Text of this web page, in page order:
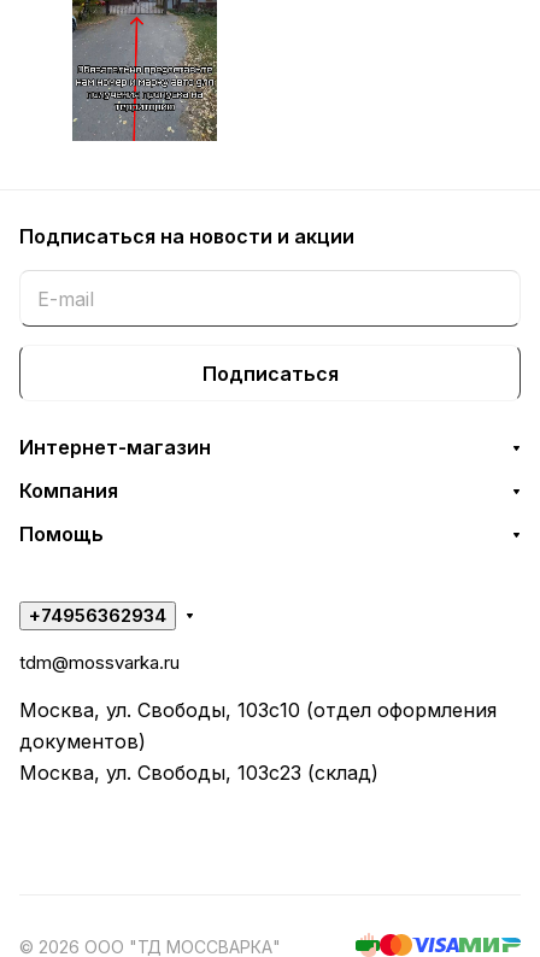
Подписаться на новости и акции
Подписаться
Интернет-магазин
Компания
Помощь
+74956362934
tdm@mossvarka.ru
Москва, ул. Свободы, 103с10 (отдел оформления
документов)
Москва, ул. Свободы, 103с23 (склад)
© 2026 ООО "ТД МОССВАРКА"